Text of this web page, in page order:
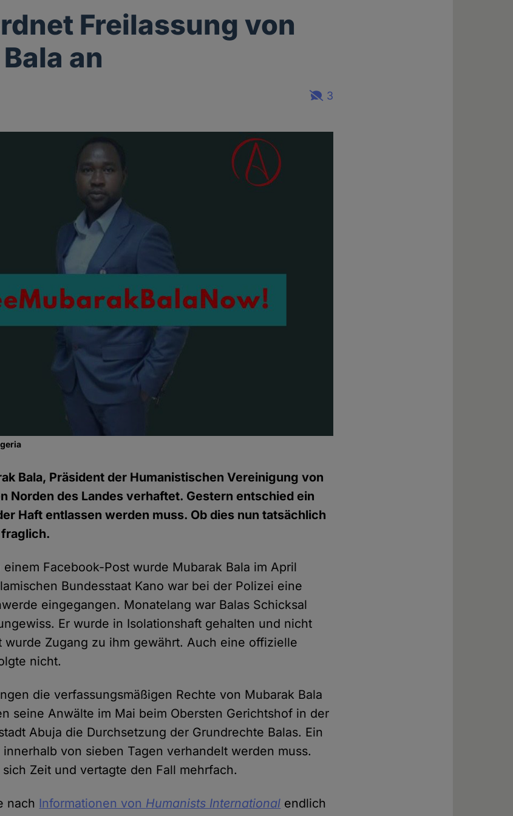
Freilassung von
an
3
Bala, Präsident der Humanistischen Vereinigung von
Norden des Landes verhaftet. Gestern entschied ein
Haft entlassen werden muss. Ob dies nun tatsächlich
Facebook-Post wurde Mubarak Bala im April
Bundesstaat Kano war bei der Polizei eine
eingegangen. Monatelang war Balas Schicksal
Er wurde in Isolationshaft gehalten und nicht
wurde Zugang zu ihm gewährt. Auch eine offizielle
nicht.
die verfassungsmäßigen Rechte von Mubarak Bala
seine Anwälte im Mai beim Obersten Gerichtshof in der
Abuja die Durchsetzung der Grundrechte Balas. Ein
von sieben Tagen verhandelt werden muss.
Zeit und vertagte den Fall mehrfach.
nach Informationen von Humanists International endlich